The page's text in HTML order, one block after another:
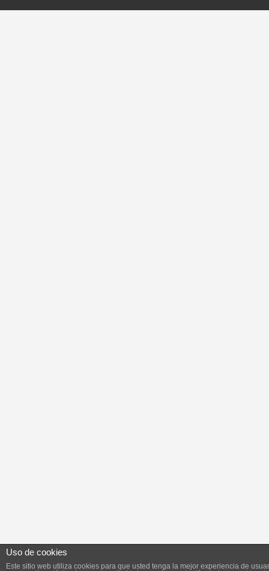
Uso de cookies
Este sitio web utiliza cookies para que usted tenga la mejor experiencia de